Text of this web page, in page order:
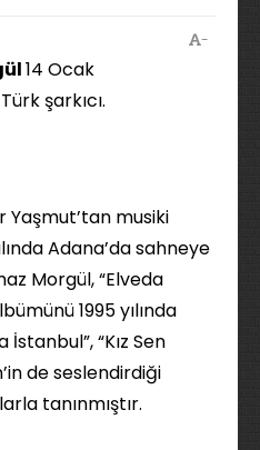
-
14 Ocak
şarkıcı.
Yaşmut’tan musiki
Adana’da sahneye
Morgül, “Elveda
1995 yılında
“Kız Sen
de seslendirdiği
tanınmıştır.